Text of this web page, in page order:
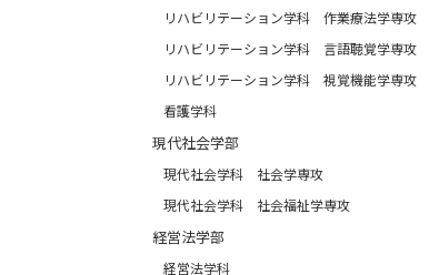
リハビリテーション学科 作業療法学専攻
リハビリテーション学科 言語聴覚学専攻
リハビリテーション学科 視覚機能学専攻
看護学科
現代社会学部
現代社会学科 社会学専攻
現代社会学科 社会福祉学専攻
経営法学部
経営法学科